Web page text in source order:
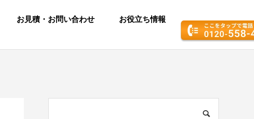
お見積・お問い合わせ お役立ち情報